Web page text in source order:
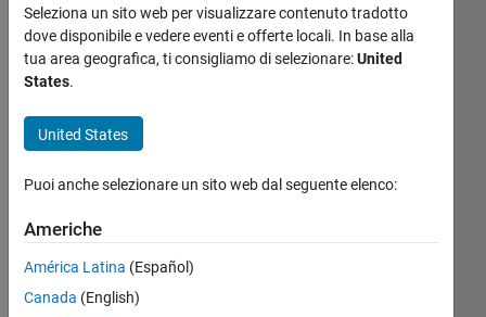
Alessandro
Di
Gaetano
Attivo
Following:
Seleziona un sito web per visualizzare contenuto tradotto
dove disponibile e vedere eventi e offerte locali. In base alla
tua area geografica, ti consigliamo di selezionare:United
States.
United States
Puoi anche selezionare un sito web dal seguente elenco:
Americhe
América Latina (Español)
Canada (English)